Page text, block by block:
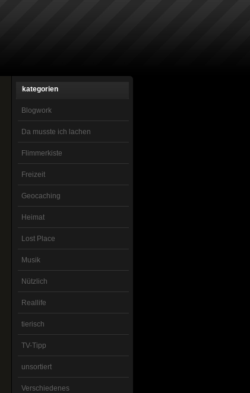
kategorien
Blogwork
Da musste ich lachen
Flimmerkiste
Freizeit
Geocaching
Heimat
Lost Place
Musik
Nützlich
Reallife
tierisch
TV-Tipp
unsortiert
Verschiedenes